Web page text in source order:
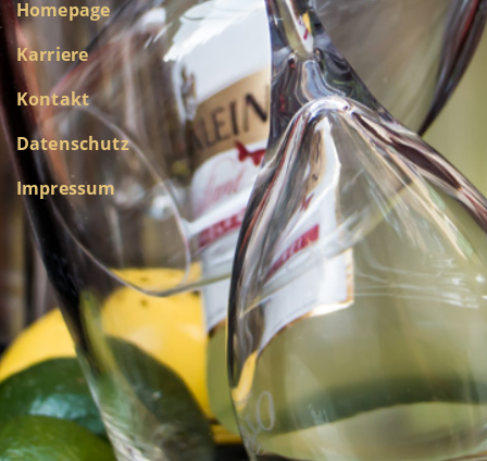
Homepage
Karriere
Kontakt
Datenschutz
Impressum